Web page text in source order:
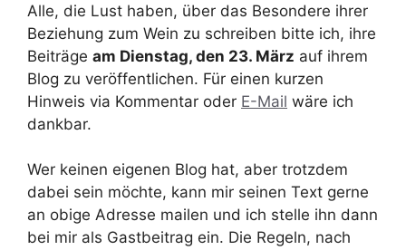
Alle, die Lust haben, über das Besondere ihrer
Beziehung zum Wein zu schreiben bitte ich, ihre
Beiträge am Dienstag, den 23. März auf ihrem
Blog zu veröffentlichen. Für einen kurzen
Hinweis via Kommentar oder E-Mail wäre ich
dankbar.
Wer keinen eigenen Blog hat, aber trotzdem
dabei sein möchte, kann mir seinen Text gerne
an obige Adresse mailen und ich stelle ihn dann
bei mir als Gastbeitrag ein. Die Regeln, nach